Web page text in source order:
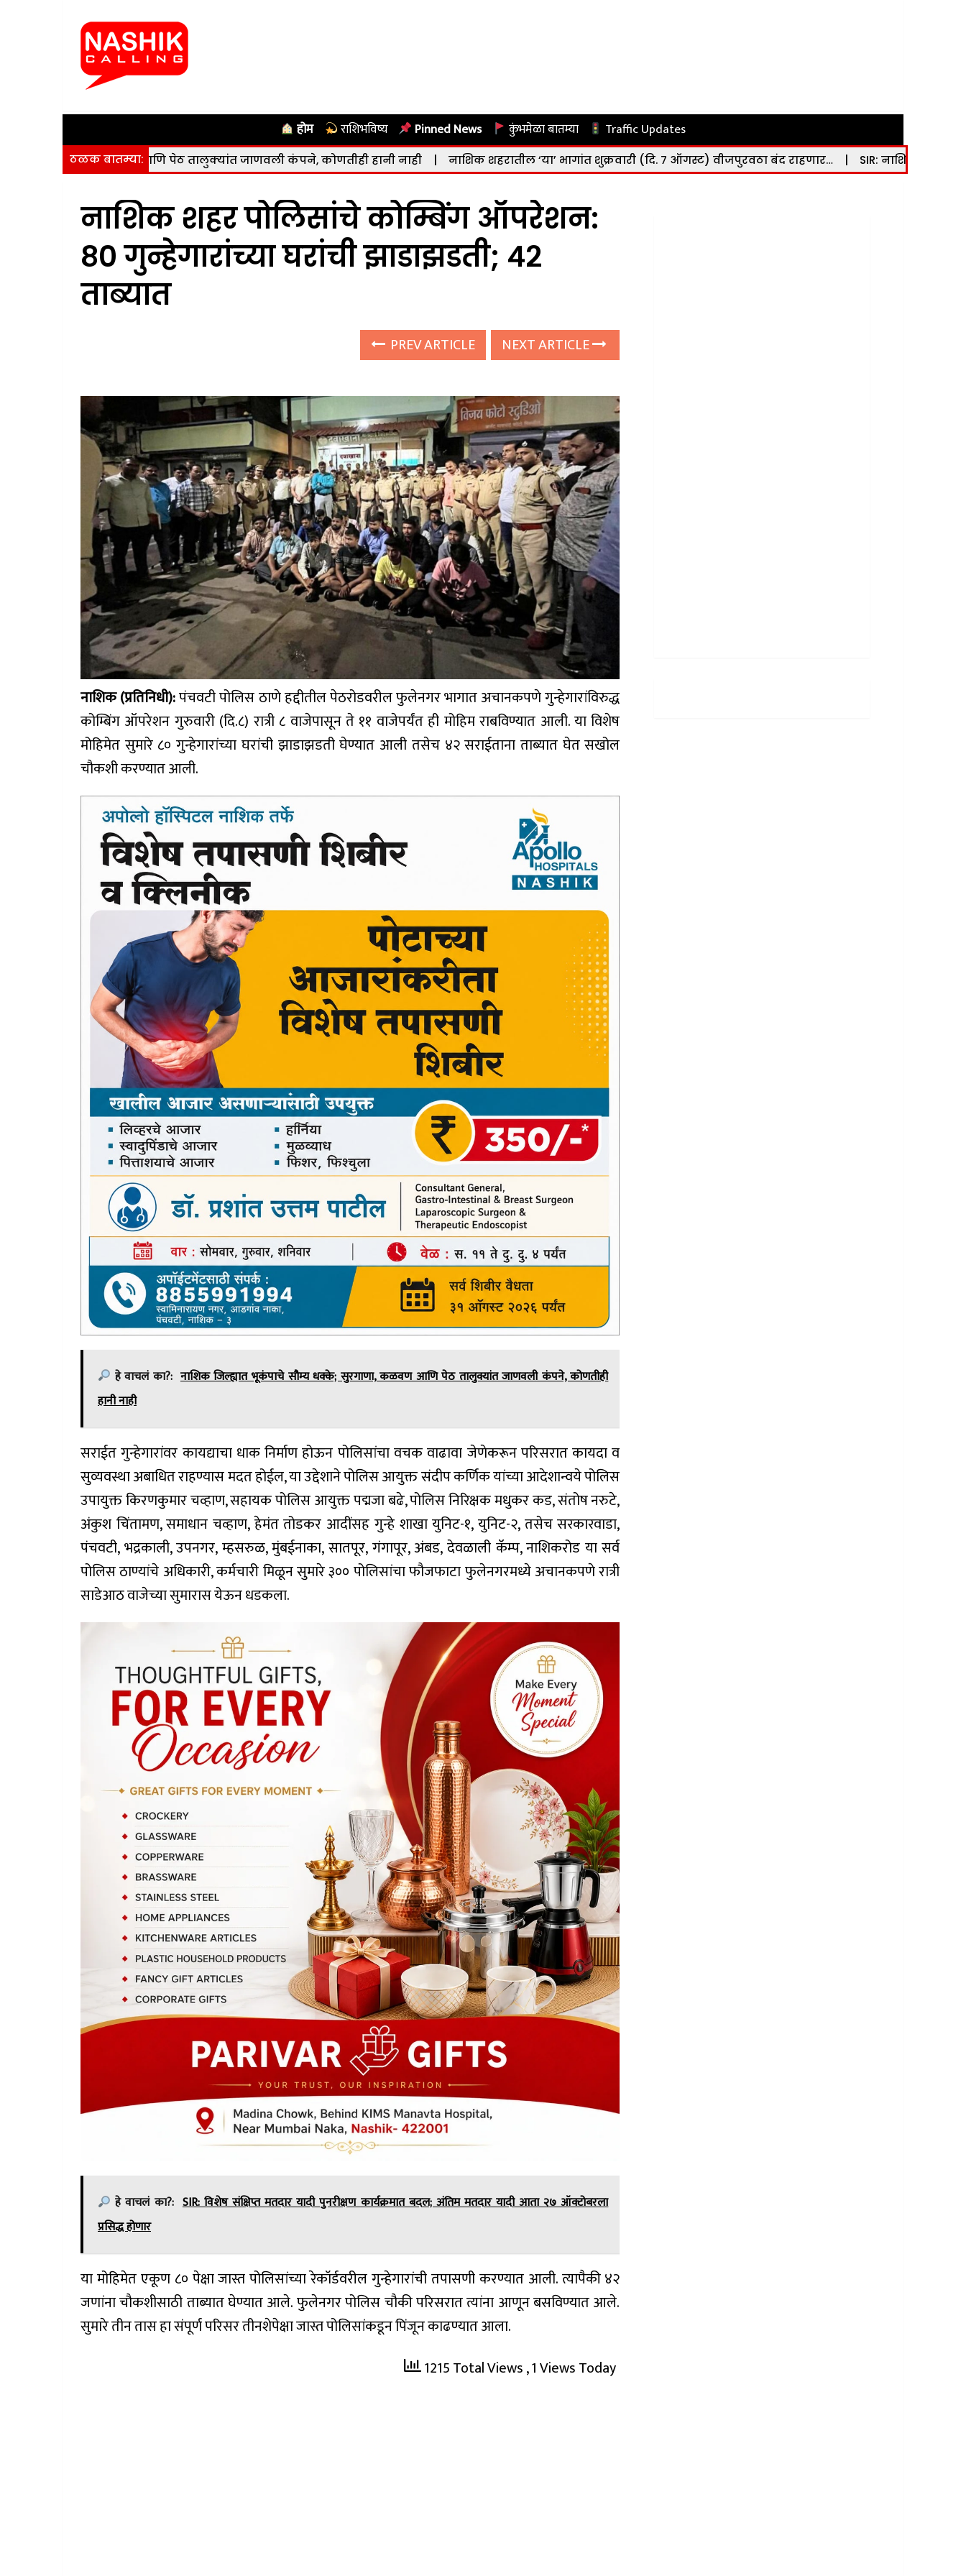
होम राशिभविष्य Pinned News कुंभमेळा बातम्या Traffic Updates
ठळक बातम्या:
कळवण आणि पेठ तालुक्यांत जाणवली कंपने, कोणतीही हानी नाही | नाशिक शहरातील ‘या’ भागांत शुक्रवारी (दि. ७ ऑगस्ट) वीजपुरवठा बंद राहणार… | SIR: नाशिककरांनो लक्ष द्या… मतदार
नाशिक शहर पोलिसांचे कोम्बिंग ऑपरेशन:
८० गुन्हेगारांच्या घरांची झाडाझडती; ४२
ताब्यात
PREV ARTICLE NEXT ARTICLE
नाशिक (प्रतिनिधी):पंचवटी पोलिस ठाणे हद्दीतील पेठरोडवरील फुलेनगर भागात अचानकपणे गुन्हेगारांविरुद्ध
कोम्बिंग ऑपरेशन गुरुवारी (दि.८) रात्री ८ वाजेपासून ते ११ वाजेपर्यंत ही मोहिम राबविण्यात आली. या विशेष
मोहिमेत सुमारे ८० गुन्हेगारांच्या घरांची झाडाझडती घेण्यात आली तसेच ४२ सराईताना ताब्यात घेत सखोल
चौकशी करण्यात आली.
हे वाचलं का?: नाशिक जिल्ह्यात भूकंपाचे सौम्य धक्के; सुरगाणा, कळवण आणि पेठ तालुक्यांत जाणवली कंपने, कोणतीही
हानी नाही
सराईत गुन्हेगारांवर कायद्याचा धाक निर्माण होऊन पोलिसांचा वचक वाढावा जेणेकरून परिसरात कायदा व
सुव्यवस्था अबाधित राहण्यास मदत होईल, या उद्देशाने पोलिस आयुक्त संदीप कर्णिक यांच्या आदेशान्वये पोलिस
उपायुक्त किरणकुमार चव्हाण, सहायक पोलिस आयुक्त पद्मजा बढे, पोलिस निरिक्षक मधुकर कड, संतोष नरुटे,
अंकुश चिंतामण, समाधान चव्हाण, हेमंत तोडकर आदींसह गुन्हे शाखा युनिट-१, युनिट-२, तसेच सरकारवाडा,
पंचवटी, भद्रकाली, उपनगर, म्हसरुळ, मुंबईनाका, सातपूर, गंगापूर, अंबड, देवळाली कॅम्प, नाशिकरोड या सर्व
पोलिस ठाण्यांचे अधिकारी, कर्मचारी मिळून सुमारे ३०० पोलिसांचा फौजफाटा फुलेनगरमध्ये अचानकपणे रात्री
साडेआठ वाजेच्या सुमारास येऊन धडकला.
हे वाचलं का?: SIR: विशेष संक्षिप्त मतदार यादी पुनरीक्षण कार्यक्रमात बदल; अंतिम मतदार यादी आता २७ ऑक्टोबरला
प्रसिद्ध होणार
या मोहिमेत एकूण ८० पेक्षा जास्त पोलिसांच्या रेकॉर्डवरील गुन्हेगारांची तपासणी करण्यात आली. त्यापैकी ४२
जणांना चौकशीसाठी ताब्यात घेण्यात आले. फुलेनगर पोलिस चौकी परिसरात त्यांना आणून बसविण्यात आले.
सुमारे तीन तास हा संपूर्ण परिसर तीनशेपेक्षा जास्त पोलिसांकडून पिंजून काढण्यात आला.
1215 Total Views, 1 Views Today